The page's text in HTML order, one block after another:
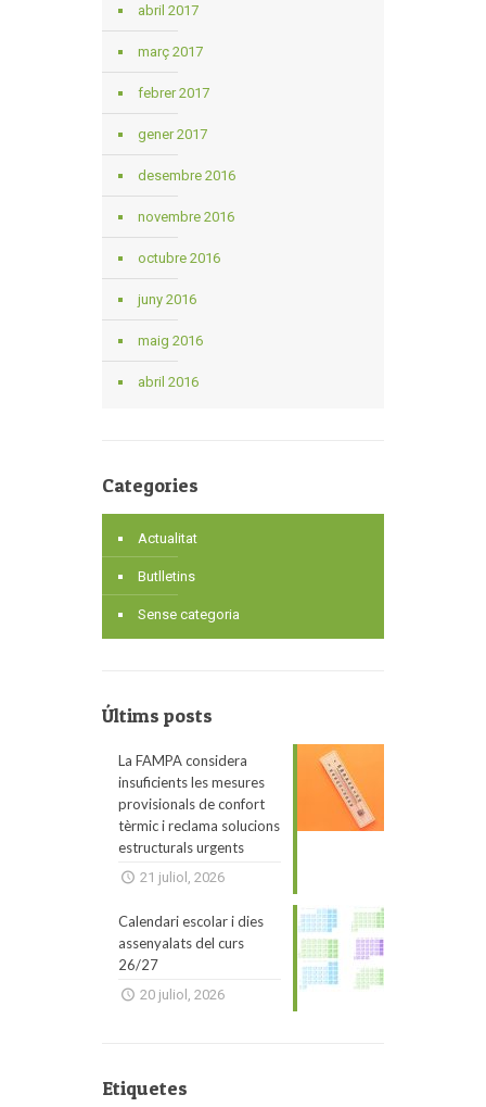
abril 2017
març 2017
febrer 2017
gener 2017
desembre 2016
novembre 2016
octubre 2016
juny 2016
maig 2016
abril 2016
Categories
Actualitat
Butlletins
Sense categoria
Últims posts
La FAMPA considera
insuficients les mesures
provisionals de confort
tèrmic i reclama solucions
estructurals urgents
21 juliol, 2026
Calendari escolar i dies
assenyalats del curs
26/27
20 juliol, 2026
Etiquetes